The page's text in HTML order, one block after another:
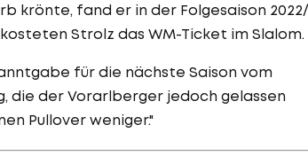
krönte, fand er in der Folgesaison
Strolz das WM-Ticket im Slalom.
für die nächste Saison vom
die der Vorarlberger jedoch gelassen
Pullover weniger."